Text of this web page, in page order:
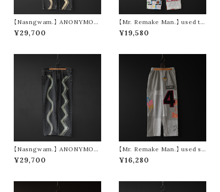
【Nasngwam.】 ANONYMOU
S PANTS (size S)
¥29,700
【Mr. Remake Man.】 used ta
pestry remake pants ③ (siz
e M)
¥19,580
【Nasngwam.】 ANONYMOU
S PANTS (size L)
¥29,700
【Mr. Remake Man.】 used s
weat remake pants (gray si
ze M)
¥16,280